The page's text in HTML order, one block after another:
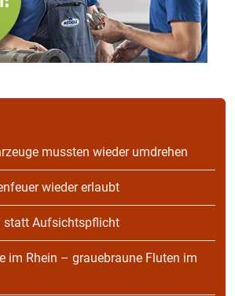
mussten wieder umdrehen
wieder erlaubt
statt Aufsichtspflicht
im Rhein – grauebraune Fluten im